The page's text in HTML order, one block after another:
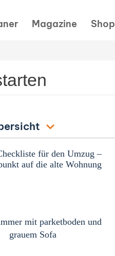
Magazine Shop
für den Umzug –
auf die alte Wohnung